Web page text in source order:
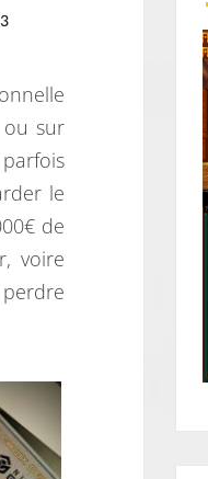
ou sur
le
de
voire